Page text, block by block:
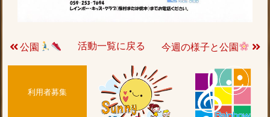
公園 活動一覧に戻る 今週の様子と公園
利用者募集